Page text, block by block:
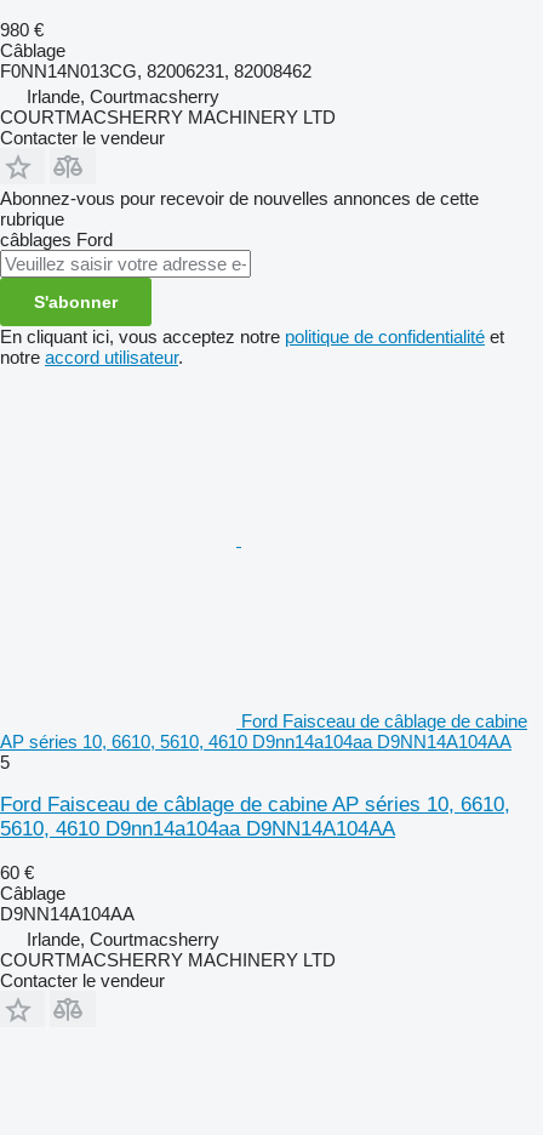
980 €
Câblage
F0NN14N013CG, 82006231, 82008462
Irlande, Courtmacsherry
COURTMACSHERRY MACHINERY LTD
Contacter le vendeur
Abonnez-vous pour recevoir de nouvelles annonces de cette
rubrique
câblages Ford
S'abonner
En cliquant ici, vous acceptez notre politique de confidentialité et
notre accord utilisateur.
Ford Faisceau de câblage de cabine
AP séries 10, 6610, 5610, 4610 D9nn14a104aa D9NN14A104AA
5
Ford Faisceau de câblage de cabine AP séries 10, 6610,
5610, 4610 D9nn14a104aa D9NN14A104AA
60 €
Câblage
D9NN14A104AA
Irlande, Courtmacsherry
COURTMACSHERRY MACHINERY LTD
Contacter le vendeur